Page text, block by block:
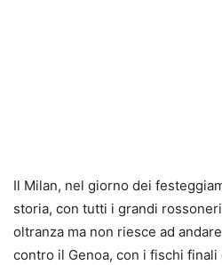
Il Milan, nel giorno dei
storia, con tutti i grandi
oltranza ma non riesce ad
contro il Genoa, con i fischi